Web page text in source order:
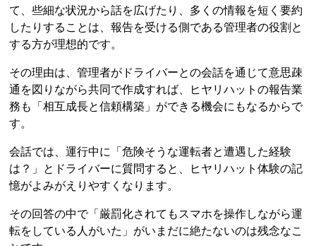
て、些細な状況から話を広げたり、多くの情報を短く要約
したりすることは、報告を受ける側である管理者の役割と
する方が理想的です。
その理由は、管理者がドライバーとの会話を通じて意思疎
通を図りながら共同で作成すれば、ヒヤリハットの報告業
務も「相互成長と信頼構築」ができる機会にもなるからで
す。
会話では、運行中に「危険そうな運転者と遭遇した経験
は？」とドライバーに質問すると、ヒヤリハット体験の記
憶がよみがえりやすくなります。
その回答の中で「厳罰化されてもスマホを操作しながら運
転をしている人がいた」がいまだに絶たないのは残念なこ